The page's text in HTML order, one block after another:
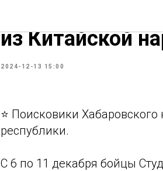
Поисковики
из Китайской
2024-12-13 15:00
⭐️ Поисковики
республики.
С 6 по 11 декабря бойцы